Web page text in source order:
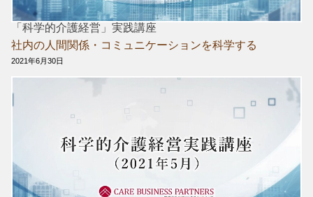
「科学的介護経営」実践講座
社内の人間関係・コミュニケーションを科学する
2021年6月30日